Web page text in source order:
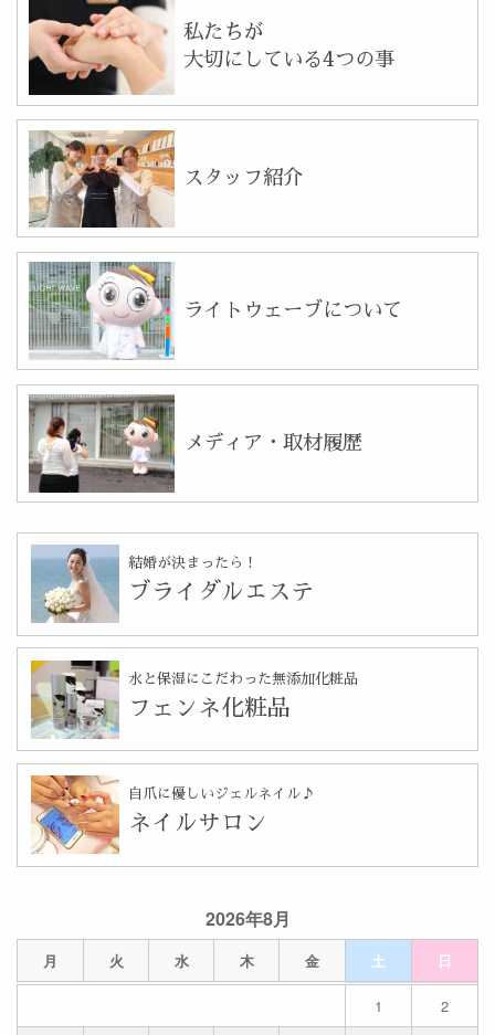
2026年8月
月 火 水 木 金 土 日
1
2
私たちが
大切にしている4つの事
スタッフ紹介
ライトウェーブについて
メディア・取材履歴
結婚が決まったら！
ブライダルエステ
水と保湿にこだわった無添加化粧品
フェンネ化粧品
自爪に優しいジェルネイル♪
ネイルサロン